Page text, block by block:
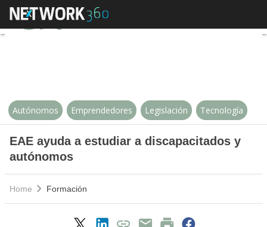
EAE ayuda a estudiar a
Autónomos Emprendedores Legislación Tecnología
EAE ayuda a estudiar a discapacitados y
autónomos
Home Formación